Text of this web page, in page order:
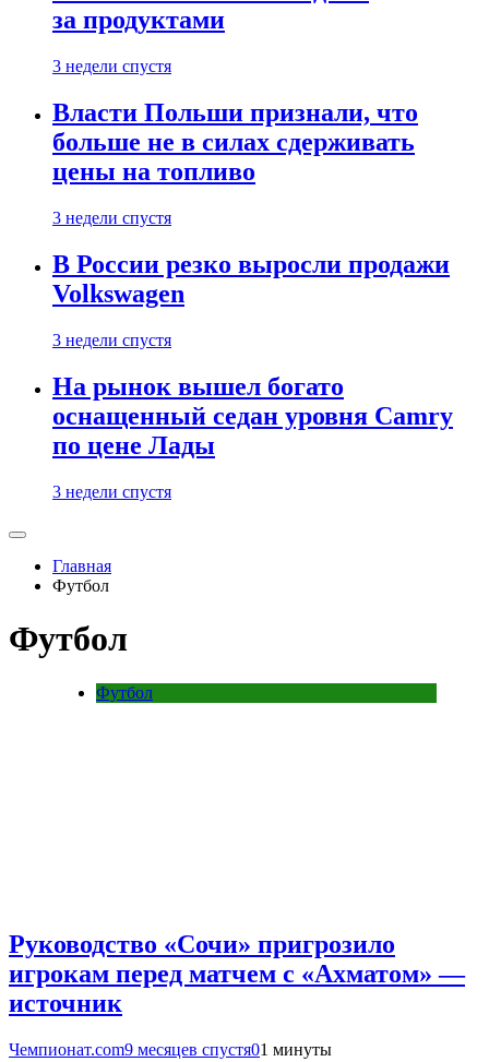
за продуктами
3 недели спустя
Власти Польши признали, что
больше не в силах сдерживать
цены на топливо
3 недели спустя
В России резко выросли продажи
Volkswagen
3 недели спустя
На рынок вышел богато
оснащенный седан уровня Camry
по цене Лады
3 недели спустя
Главная
Футбол
Футбол
Футбол
Руководство «Сочи» пригрозило
игрокам перед матчем с «Ахматом» —
источник
Чемпионат.com9 месяцев спустя01 минуты